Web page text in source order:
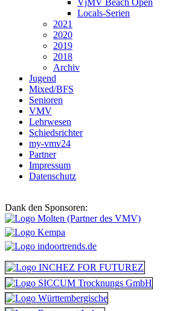
VjMV Beach Open
Locals-Serien
2021
2020
2019
2018
Archiv
Jugend
Mixed/BFS
Senioren
VMV
Lehrwesen
Schiedsrichter
my-vmv24
Partner
Impressum
Datenschutz
Dank den Sponsoren: